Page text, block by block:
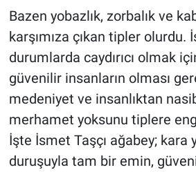
Bazen yobazlık, zorbalık ve
karşımıza çıkan tipler olurdu.
durumlarda caydırıcı olmak
güvenilir insanların olması
medeniyet ve insanlıktan
merhamet yoksunu tiplere
İşte İsmet Taşçı ağabey; kara
duruşuyla tam bir emin,